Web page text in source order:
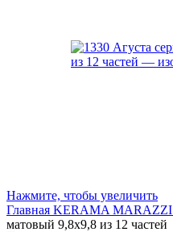
Нажмите, чтобы увеличить
Главная KERAMA MARAZZI
матовый 9,8х9,8 из 12 частей